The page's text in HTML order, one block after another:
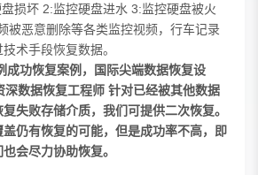
损坏 2:监控硬盘进水 3:监控硬盘被火
被恶意删除等各类监控视频，行车记录
术手段恢复数据。
成功恢复案例，国际尖端数据恢复设
深数据恢复工程师 针对已经被其他数据
失败存储介质，我们可提供二次恢复。
仍有恢复的可能，但是成功率不高，即
会尽力协助恢复。